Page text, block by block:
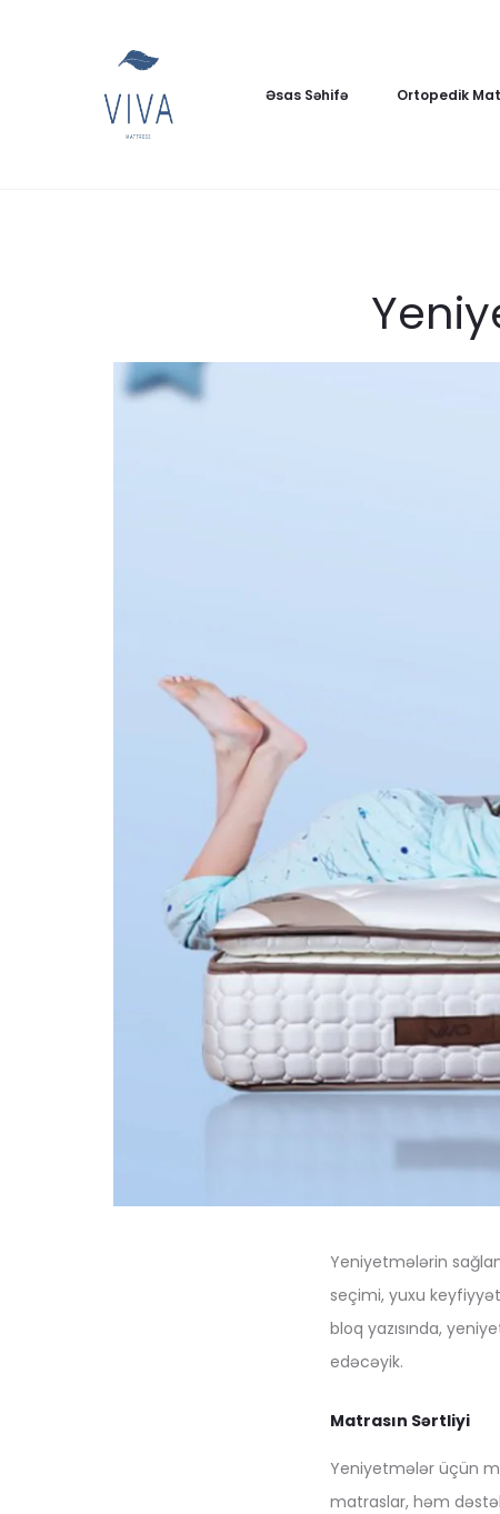
Əsas Səhifə Ortopedik
Yeniyetmələrin
seçimi, yuxu
bloq yazısında,
edəcəyik.
Matrasın Sərtliyi
Yeniyetmələr üçün
matraslar, həm